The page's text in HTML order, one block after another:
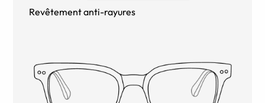
Revêtement anti-rayures